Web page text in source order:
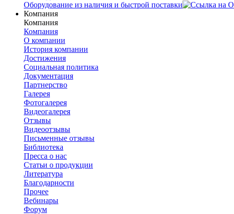
Оборудование из наличия и быстрой поставки
Компания
Компания
Компания
О компании
История компании
Достижения
Социальная политика
Документация
Партнерство
Галерея
Фотогалерея
Видеогалерея
Отзывы
Видеоотзывы
Письменные отзывы
Библиотека
Пресса о нас
Статьи о продукции
Литература
Благодарности
Прочее
Вебинары
Форум